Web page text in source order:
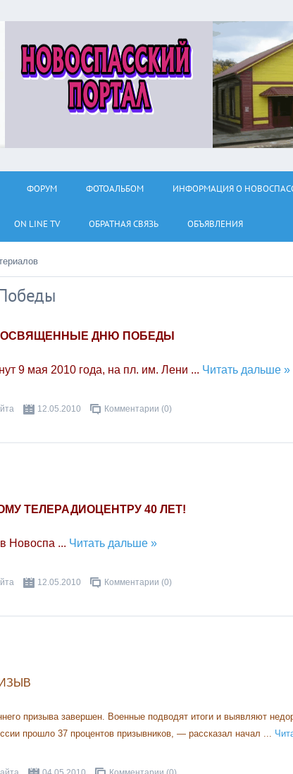
ФОРУМ ФОТОАЛЬБОМ ИНФОРМАЦИЯ О
ON LINE TV ОБРАТНАЯ СВЯЗЬ ОБЪЯВЛЕНИЯ
ДНЮ ПОБЕДЫ
9 мая 2010 года, на пл. им. Лени ... Читать дальше »
12.05.2010 Комментарии (0)
ТЕЛЕРАДИОЦЕНТРУ 40 ЛЕТ!
в Новоспа ... Читать дальше »
12.05.2010 Комментарии (0)
призыва завершен. Военные подводят итоги и выявляют
прошло 37 процентов призывников, — рассказал начал ...